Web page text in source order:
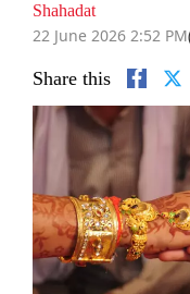
Shahadat
22 June 2026 2:52 PM
Share this